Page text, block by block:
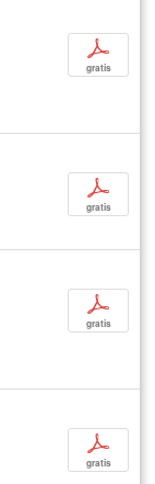
p
gratis
p
gratis
p
gratis
p
gratis